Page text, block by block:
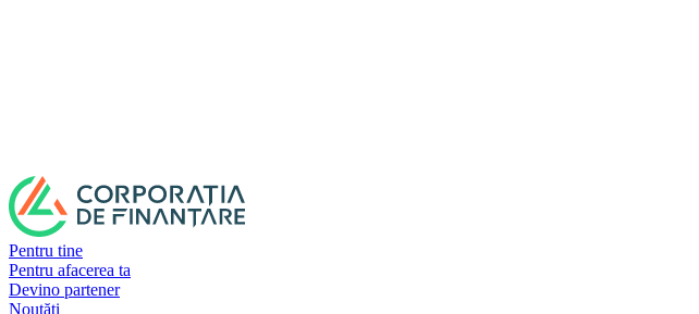
Pentru tine
Pentru afacerea ta
Devino partener
Noutăți